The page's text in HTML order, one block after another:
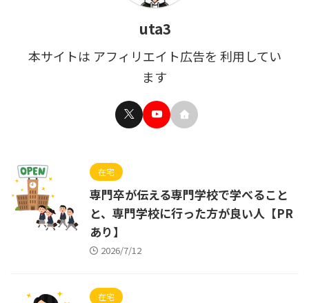
uta3
本サイトは アフィリエイト広告を 利用してい
ます
在宅
専門卒が伝える専門学校で学べること
と、専門学校に行った方が良い人【PR
あり】
2026/7/12
在宅